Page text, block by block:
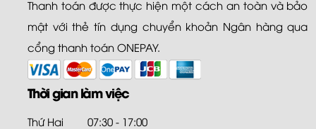
Thanh toán được thực hiện một cách an toàn và bảo
mật với thẻ tín dụng chuyển khoản Ngân hàng qua
cổng thanh toán ONEPAY.
Thời gian làm việc
Thứ Hai
07:30 - 17:00